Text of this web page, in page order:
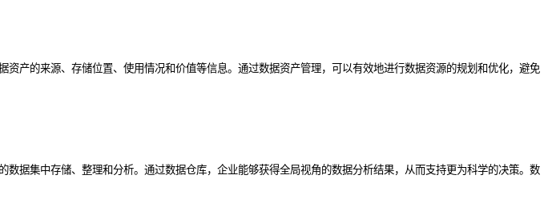
产的来源、存储位置、使用情况和价值等信息。通过数据资产管理，可以有效地进行数据资源的规划和优化，避免
据集中存储、整理和分析。通过数据仓库，企业能够获得全局视角的数据分析结果，从而支持更为科学的决策。数